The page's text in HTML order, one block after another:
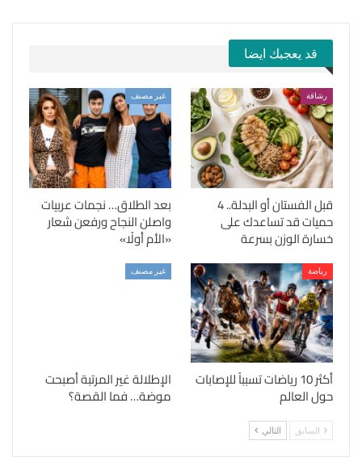
قد يعجبك ايضا
رشاقة
قبل الفستان أو البدلة.. 4
حميات قد تساعدك على
خسارة الوزن بسرعة
غير مصنف
بعد الطلاق… نجمات عربيات
واصلن النجاح ورفعن شعار
«الأم أولًا»
رياضة
أكثر 10 رياضات تسبباً للإصابات
حول العالم
غير مصنف
الإطلالة غير المرتبة أصبحت
موضة… فما القصة؟
السابق التالي